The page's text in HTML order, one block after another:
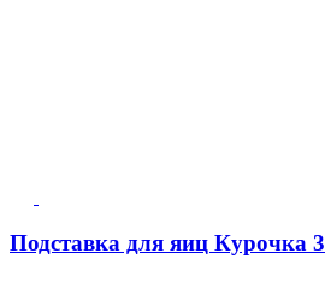
Подставка для яиц Курочка